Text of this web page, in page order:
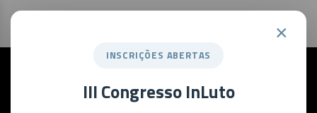
×
INSCRIÇÕES ABERTAS
III Congresso InLuto